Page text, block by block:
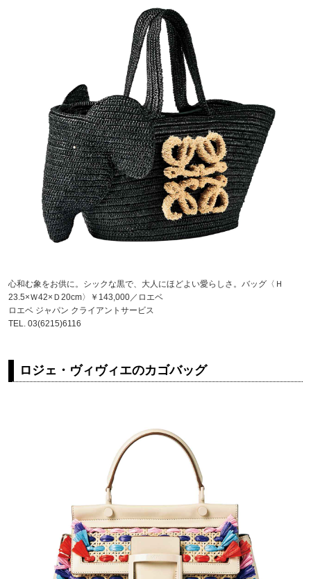
心和む象をお供に。シックな黒で、大人にほどよい愛らしさ。バッグ〈Ｈ
23.5×Ｗ42×Ｄ20cm〉￥143,000／ロエベ
ロエベ ジャパン クライアントサービス
TEL. 03(6215)6116
ロジェ・ヴィヴィエのカゴバッグ